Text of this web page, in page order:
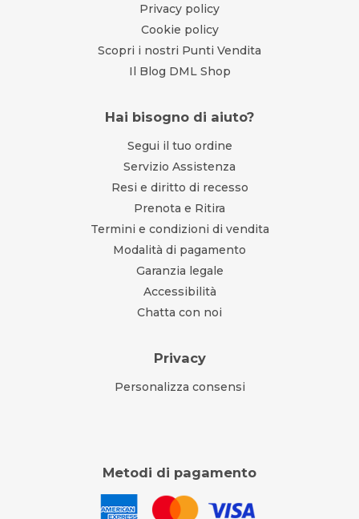
Privacy policy
Cookie policy
Scopri i nostri Punti Vendita
Il Blog DML Shop
Hai bisogno di aiuto?
Segui il tuo ordine
Servizio Assistenza
Resi e diritto di recesso
Prenota e Ritira
Termini e condizioni di vendita
Modalità di pagamento
Garanzia legale
Accessibilità
Chatta con noi
Privacy
Personalizza consensi
Metodi di pagamento